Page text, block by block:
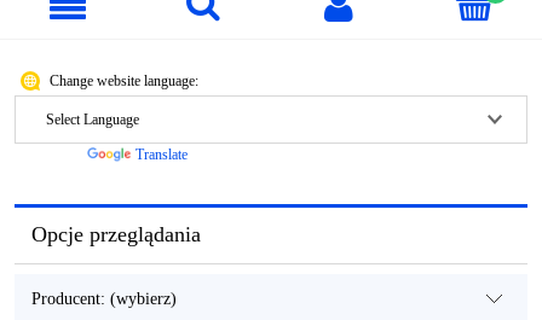
Change website language:
Translate
Opcje przeglądania
Producent: (wybierz)